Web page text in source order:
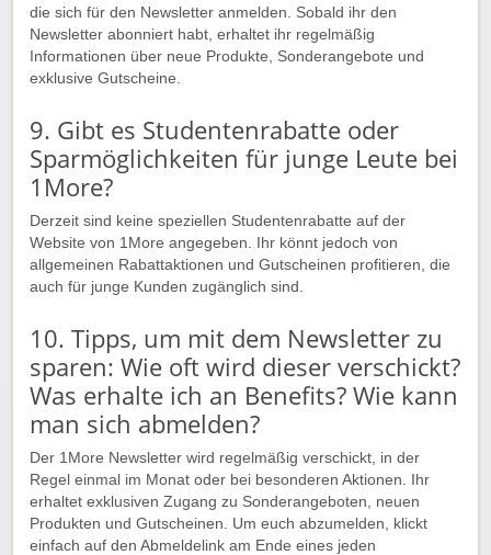
die sich für den Newsletter anmelden. Sobald ihr den
Newsletter abonniert habt, erhaltet ihr regelmäßig
Informationen über neue Produkte, Sonderangebote und
exklusive Gutscheine.
9. Gibt es Studentenrabatte oder
Sparmöglichkeiten für junge Leute bei
1More?
Derzeit sind keine speziellen Studentenrabatte auf der
Website von 1More angegeben. Ihr könnt jedoch von
allgemeinen Rabattaktionen und Gutscheinen profitieren, die
auch für junge Kunden zugänglich sind.
10. Tipps, um mit dem Newsletter zu
sparen: Wie oft wird dieser verschickt?
Was erhalte ich an Benefits? Wie kann
man sich abmelden?
Der 1More Newsletter wird regelmäßig verschickt, in der
Regel einmal im Monat oder bei besonderen Aktionen. Ihr
erhaltet exklusiven Zugang zu Sonderangeboten, neuen
Produkten und Gutscheinen. Um euch abzumelden, klickt
einfach auf den Abmeldelink am Ende eines jeden